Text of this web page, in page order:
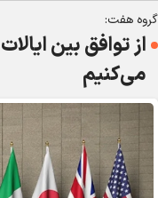
گروه هفت:
از توافق بین
می‌کنیم